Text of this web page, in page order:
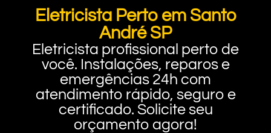
Eletricista Perto em Santo
André SP
Eletricista profissional perto de
você. Instalações, reparos e
emergências 24h com
atendimento rápido, seguro e
certificado. Solicite seu
orçamento agora!